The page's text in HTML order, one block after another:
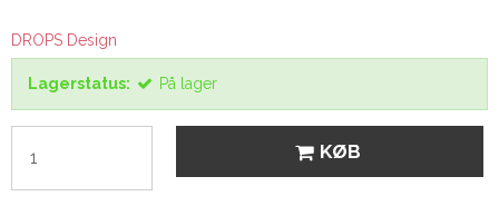
DROPS Design
Lagerstatus: På lager
KØB